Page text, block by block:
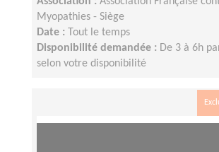
Myopathies - Siège
Date :
Tout le temps
Disponibilité demandée : De 3 à 6h
selon votre disponibilité